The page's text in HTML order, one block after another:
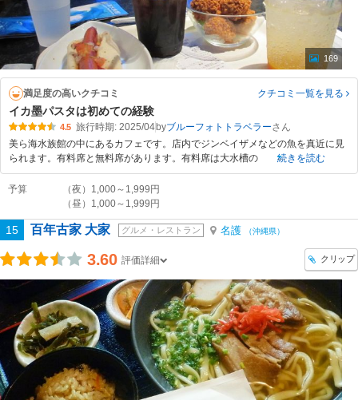
169
満足度の高いクチコミ クチコミ一覧を見る
イカ墨パスタは初めての経験
4.5 旅行時期: 2025/04byブルーフォトトラベラー
美ら海水族館の中にあるカフェです。店内でジンベイザメなどの魚を真近に見
られます。有料席と無料席があります。有料席は大水槽の
続きを読む
予算
（夜）1,000～1,999円
（昼）1,000～1,999円
15 百年古家 大家 グルメ・レストラン 名護 （沖縄県）
3.60 評価詳細 クリップ